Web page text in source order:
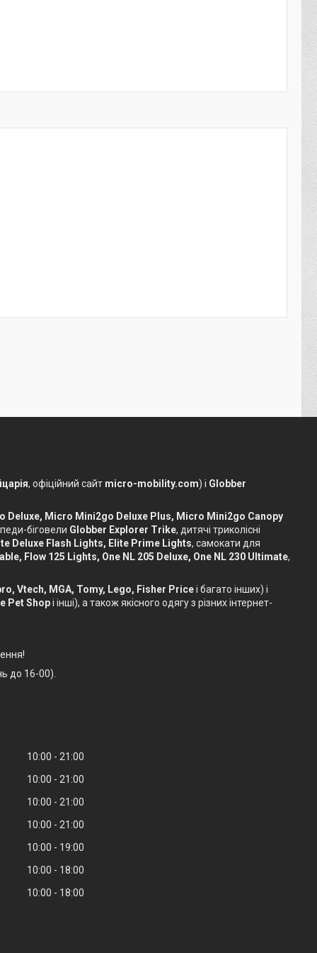
, офіційний сайт micro-mobility.com) і Globber
Deluxe, Micro Mini2go Deluxe Plus, Micro Mini2go Canopy
біговели Globber Explorer Trike, дитячі триколісні
Deluxe Flash Lights, Elite Prime Lights, самокати для
Flow 125 Lights, One NL 205 Deluxe, One NL 230 Ultimate,
Vtech, MGA, Tomy, Lego, Fisher Priceі багато інших) і
Pet Shopі інші), а також якісного одягу з різних інтернет-
до 16-00).
10:00
21:00
10:00
21:00
10:00
21:00
10:00
21:00
10:00
19:00
10:00
18:00
10:00
18:00